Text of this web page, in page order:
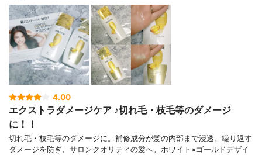
4.00
エクストラダメージケア ♪切れ毛・枝毛等のダメージ
に！！
切れ毛・枝毛等のダメージに。補修成分が髪の内部まで浸透。繰り返す
ダメージを防ぎ、サロンクオリティの髪へ。ホワイト×ゴールドデザイ